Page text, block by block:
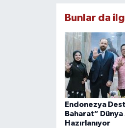
Bunlar da
Endonezya
Baharat” Dünya
Hazırlanıyor